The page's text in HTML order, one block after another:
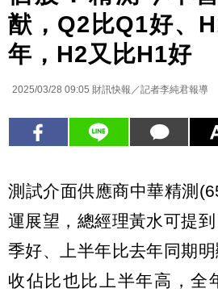
猷，Q2比Q1好、
年，H2又比H1好
2025/03/28 09:05 財訊快報／記者李純君報導
測試介面供應商中華精測
運展望，總經理黃水可提
季好、上半年比去年同期
收佔比也比上半年高，全